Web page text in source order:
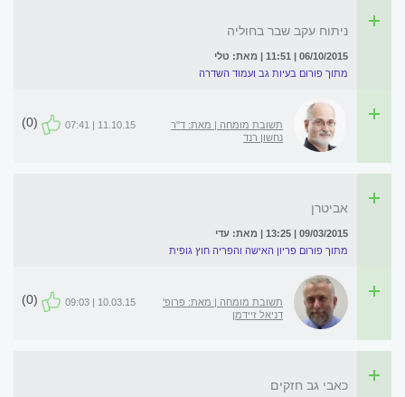
ניתוח עקב שבר בחוליה
06/10/2015 | 11:51 | מאת: טלי
מתוך פורום בעיות גב ועמוד השדרה
תשובת מומחה | מאת: ד"ר
נחשון רנד
11.10.15 | 07:41
(0)
אביטרן
09/03/2015 | 13:25 | מאת: עדי
מתוך פורום פריון האישה והפריה חוץ גופית
תשובת מומחה | מאת: פרופ'
דניאל זיידמן
10.03.15 | 09:03
(0)
כאבי גב חזקים